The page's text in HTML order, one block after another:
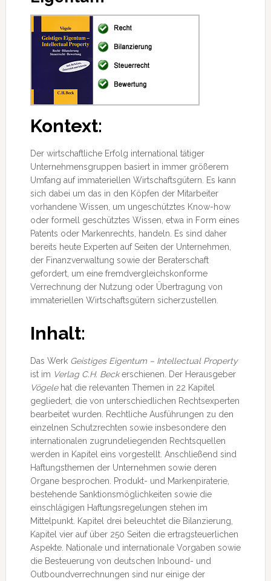
Kontext:
Der wirtschaftliche Erfolg international tätiger
Unternehmensgruppen basiert in immer größerem
Umfang auf immateriellen Wirtschaftsgütern. Es kann
sich dabei um das in den Köpfen der Mitarbeiter
vorhandene Wissen, um ungeschütztes Know-how
oder formell geschütztes Wissen, etwa in Form eines
Patents oder Markenrechts, handeln.
Es sind daher
bereits heute Experten auf Seiten der Unternehmen,
der Finanzverwaltung sowie der Beraterschaft
gefordert, um eine fremdvergleichskonforme
Verrechnung der Nutzung oder Übertragung von
immateriellen Wirtschaftsgütern sicherzustellen.
Inhalt:
Das Werk Geistiges Eigentum – Intellectual Property
ist im Verlag C.H. Beckerschienen. Der Herausgeber
Vögelehat die relevanten Themen in 22 Kapitel
gegliedert, die von unterschiedlichen Rechtsexperten
bearbeitet wurden. Rechtliche Ausführungen zu den
einzelnen Schutzrechten sowie insbesondere den
internationalen zugrundeliegenden Rechtsquellen
werden in Kapitel eins vorgestellt. Anschließend sind
Haftungsthemen der Unternehmen sowie deren
Organe besprochen. Produkt- und Markenpiraterie,
bestehende Sanktionsmöglichkeiten sowie die
einschlägigen Haftungsregelungen stehen im
Mittelpunkt. Kapitel drei beleuchtet die Bilanzierung,
Kapitel vier auf über 250 Seiten die ertragsteuerlichen
Aspekte. Nationale und internationale Vorgaben sowie
die Besteuerung von deutschen Inbound- und
Outboundverrechnungen sind nur einige der